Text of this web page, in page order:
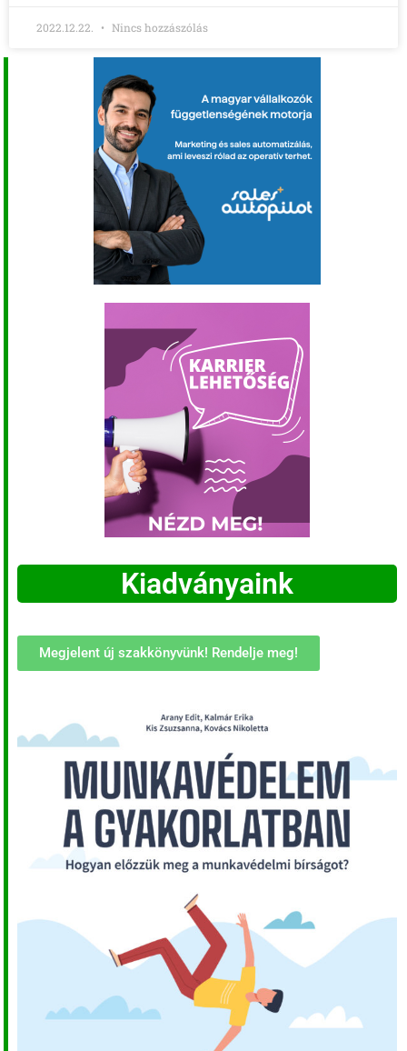
2022.12.22. Nincs hozzászólás
Kiadványaink
Megjelent új szakkönyvünk! Rendelje meg!